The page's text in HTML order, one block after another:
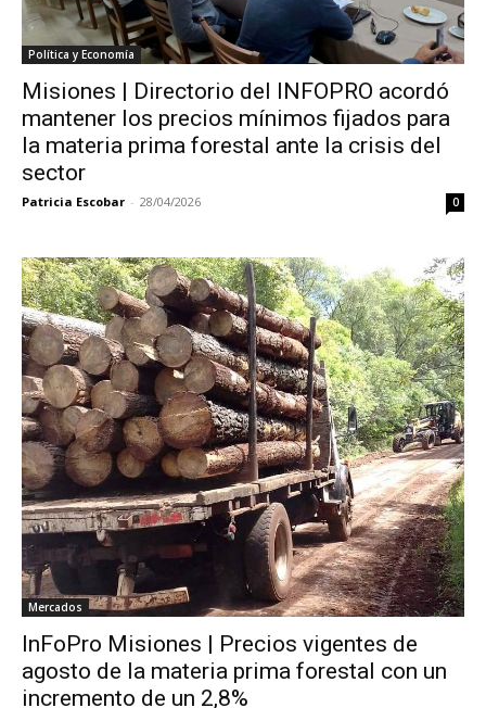
Política y Economía
Misiones | Directorio del INFOPRO acordó
mantener los precios mínimos fijados para
la materia prima forestal ante la crisis del
sector
Patricia Escobar - 28/04/2026 0
Mercados
InFoPro Misiones | Precios vigentes de
agosto de la materia prima forestal con un
incremento de un 2,8%